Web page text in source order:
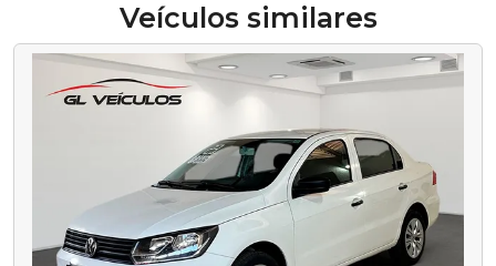
Veículos similares